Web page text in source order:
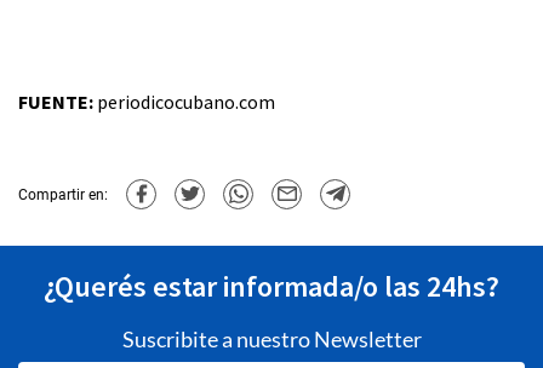
FUENTE: periodicocubano.com
Compartir en:
¿Querés estar informada/o las 24hs?
Suscribite a nuestro Newsletter